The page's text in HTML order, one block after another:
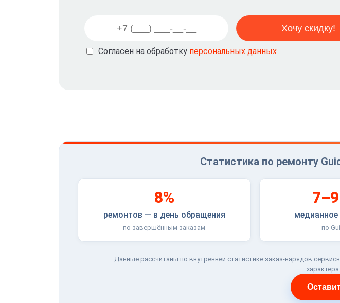
Согласен на обработку персональных данных
Статистика по ремонту
8%
ремонтов — в день обращения
по завершённым заказам по
Данные рассчитаны по внутренней статистике заказ-нарядов